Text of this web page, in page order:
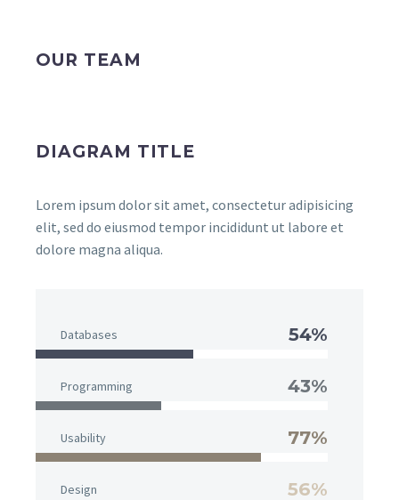
OUR TEAM
DIAGRAM TITLE
Lorem ipsum dolor sit amet, consectetur adipisicing
elit, sed do eiusmod tempor incididunt ut labore et
dolore magna aliqua.
Databases 54%
Programming 43%
Usability 77%
Design 56%